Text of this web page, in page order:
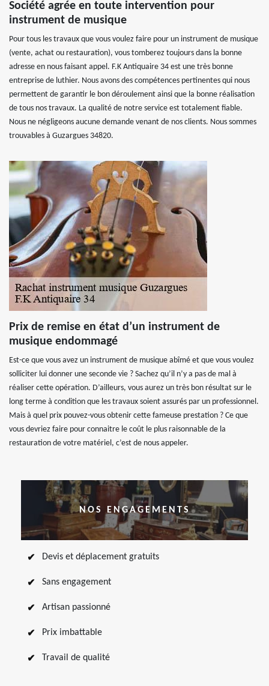
Société agrée en toute intervention pour
instrument de musique
Pour tous les travaux que vous voulez faire pour un instrument de musique
(vente, achat ou restauration), vous tomberez toujours dans la bonne
adresse en nous faisant appel. F.K Antiquaire 34 est une très bonne
entreprise de luthier. Nous avons des compétences pertinentes qui nous
permettent de garantir le bon déroulement ainsi que la bonne réalisation
de tous nos travaux. La qualité de notre service est totalement fiable.
Nous ne négligeons aucune demande venant de nos clients. Nous sommes
trouvables à Guzargues 34820.
Prix de remise en état d’un instrument de
musique endommagé
Est-ce que vous avez un instrument de musique abîmé et que vous voulez
solliciter lui donner une seconde vie ? Sachez qu’il n’y a pas de mal à
réaliser cette opération. D’ailleurs, vous aurez un très bon résultat sur le
long terme à condition que les travaux soient assurés par un professionnel.
Mais à quel prix pouvez-vous obtenir cette fameuse prestation ? Ce que
vous devriez faire pour connaitre le coût le plus raisonnable de la
restauration de votre matériel, c’est de nous appeler.
NOS ENGAGEMENTS
Devis et déplacement gratuits
Sans engagement
Artisan passionné
Prix imbattable
Travail de qualité